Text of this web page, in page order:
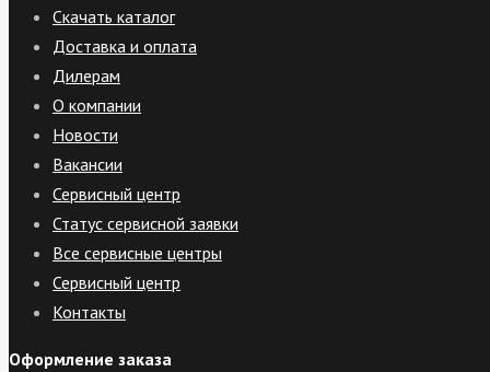
Скачать каталог
Доставка и оплата
Дилерам
О компании
Новости
Вакансии
Сервисный центр
Статус сервисной заявки
Все сервисные центры
Сервисный центр
Контакты
Оформление заказа